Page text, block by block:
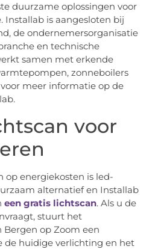
duurzame oplossingen voor
Installab is aangesloten bij
de ondernemersorganisatie
en technische
samen met erkende
zonneboilers
meer informatie op de
voor
op energiekosten is led-
alternatief en Installab
een gratis lichtscan. Als u de
stuurt het
op Zoom een
de huidige verlichting en het